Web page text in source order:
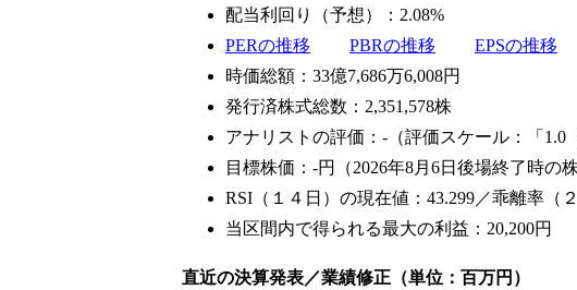
配当利回り（予想）：2.08%
PERの推移
PBRの推移 EPSの推移
時価総額：33億7,686万6,008円
発行済株式総数：2,351,578株
アナリストの評価：-（評価スケール：「1.0
目標株価：-円（2026年8月6日後場終了時の株
RSI（１４日）の現在値：43.299／乖離率（
当区間内で得られる最大の利益：20,200円
直近の決算発表／業績修正（単位：百万円）